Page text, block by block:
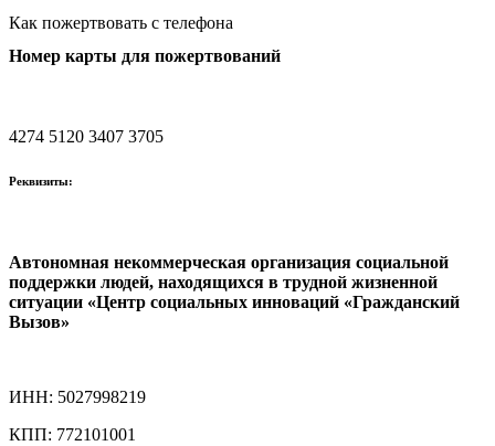
Как пожертвовать с телефона
Номер карты для пожертвований
4274 5120 3407 3705
Реквизиты:
Автономная некоммерческая организация социальной
поддержки людей, находящихся в трудной жизненной
ситуации «Центр социальных инноваций «Гражданский
Вызов»
ИНН: 5027998219
КПП: 772101001